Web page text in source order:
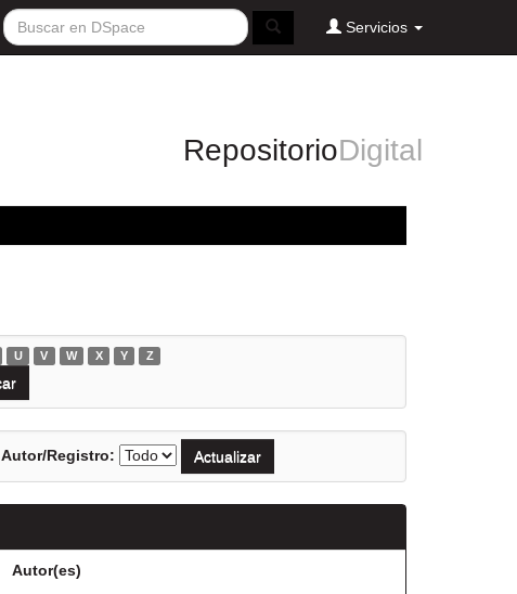
Servicios
RepositorioDigital
U V W X Y Z
Autor/Registro:
Autor(es)